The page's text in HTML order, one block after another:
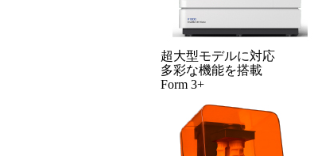
超大型モデルに対応
多彩な機能を搭載
Form 3+